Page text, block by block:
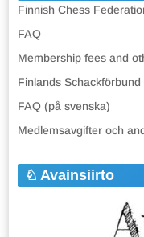
Finnish Chess
FAQ
Membership fees and
Finlands Schackförbund
FAQ (på svenska)
Medlemsavgifter och
Avainsiirto